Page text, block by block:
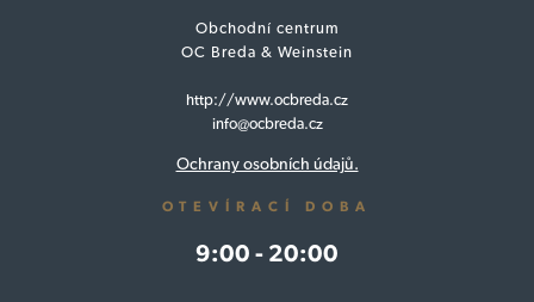
Obchodní centrum
OC Breda & Weinstein
http://www.ocbreda.cz
info@ocbreda.cz
Ochrany osobních údajů.
OTEVÍRACÍ DOBA
9:00 - 20:00